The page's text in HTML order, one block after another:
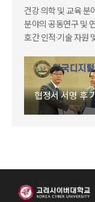
건강 의학 및 교육 분
분야의 공동연구 및
호간 인적·기술 자원
협정서 서명 후